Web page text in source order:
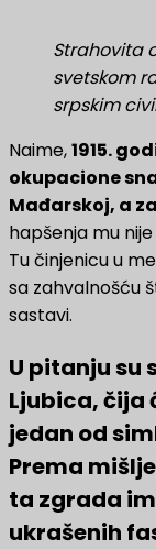
Strahovita
svetskom
srpskim
Naime,1915.
okupacione
Mađarskoj, a
hapšenja mu
Tu činjenicu u
sa zahvalnošću
sastavi.
U pitanju su
Ljubica, čija
jedan od
Prema
ta zgrada
ukrašenih